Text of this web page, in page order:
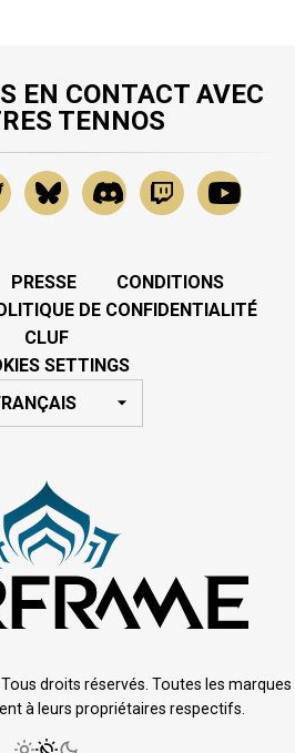
EN CONTACT AVEC
TENNOS
PRESSE
CONDITIONS
DE CONFIDENTIALITÉ
CLUF
SETTINGS
droits réservés. Toutes les marques
à leurs propriétaires respectifs.